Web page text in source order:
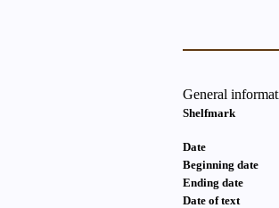
General
Shelfmark
Date
Beginning date
Ending date
Date of text